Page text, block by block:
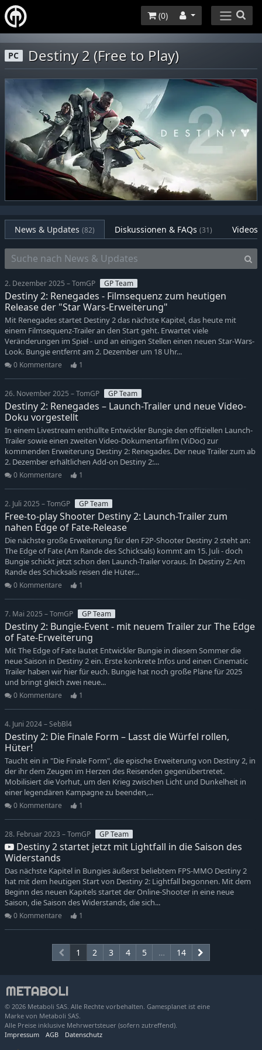
(0)
PC Destiny 2 (Free to Play)
News & Updates (82) Diskussionen & FAQs (31) Videos
2. Dezember 2025 – TomGP GP Team
Destiny 2: Renegades - Filmsequenz zum heutigen
Release der "Star Wars-Erweiterung"
Mit Renegades startet Destiny 2 das nächste Kapitel, das heute mit
einem Filmsequenz-Trailer an den Start geht. Erwartet viele
Veränderungen im Spiel - und an einigen Stellen einen neuen Star-Wars-
Look. Bungie entfernt am 2. Dezember um 18 Uhr...
0 Kommentare 1
26. November 2025 – TomGP GP Team
Destiny 2: Renegades – Launch-Trailer und neue Video-
Doku vorgestellt
In einem Livestream enthüllte Entwickler Bungie den offiziellen Launch-
Trailer sowie einen zweiten Video-Dokumentarfilm (ViDoc) zur
kommenden Erweiterung Destiny 2: Renegades. Der neue Trailer zum ab
2. Dezember erhältlichen Add-on Destiny 2:...
0 Kommentare 1
2. Juli 2025 – TomGP GP Team
Free-to-play Shooter Destiny 2: Launch-Trailer zum
nahen Edge of Fate-Release
Die nächste große Erweiterung für den F2P-Shooter Destiny 2 steht an:
The Edge of Fate (Am Rande des Schicksals) kommt am 15. Juli - doch
Bungie schickt jetzt schon den Launch-Trailer voraus. In Destiny 2: Am
Rande des Schicksals reisen die Hüter...
0 Kommentare 1
7. Mai 2025 – TomGP GP Team
Destiny 2: Bungie-Event - mit neuem Trailer zur The Edge
of Fate-Erweiterung
Mit The Edge of Fate läutet Entwickler Bungie in diesem Sommer die
neue Saison in Destiny 2 ein. Erste konkrete Infos und einen Cinematic
Trailer haben wir hier für euch. Bungie hat noch große Pläne für 2025
und bringt gleich zwei neue...
0 Kommentare 1
4. Juni 2024 – SebBl4
Destiny 2: Die Finale Form – Lasst die Würfel rollen,
Hüter!
Taucht ein in "Die Finale Form", die epische Erweiterung von Destiny 2, in
der ihr dem Zeugen im Herzen des Reisenden gegenübertretet.
Mobilisiert die Vorhut, um den Krieg zwischen Licht und Dunkelheit in
einer legendären Kampagne zu beenden,...
0 Kommentare 1
28. Februar 2023 – TomGP GP Team
Destiny 2 startet jetzt mit Lightfall in die Saison des
Widerstands
Das nächste Kapitel in Bungies äußerst beliebtem FPS-MMO Destiny 2
hat mit dem heutigen Start von Destiny 2: Lightfall begonnen. Mit dem
Beginn des neuen Kapitels startet der Online-Shooter in eine neue
Saison, die Saison des Widerstands, die sich...
0 Kommentare 1
1 2 3 4 5 … 14
© 2026 Metaboli SAS. Alle Rechte vorbehalten. Gamesplanet ist eine
Marke von Metaboli SAS.
Alle Preise inklusive Mehrwertsteuer (sofern zutreffend).
Impressum
AGB Datenschutz